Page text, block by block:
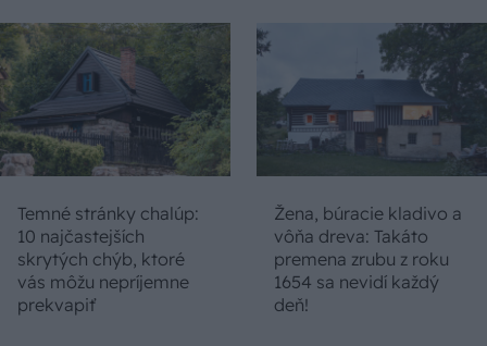
Temné stránky chalúp:
10 najčastejších
skrytých chýb, ktoré
vás môžu nepríjemne
prekvapiť
Žena, búracie kladivo a
vôňa dreva: Takáto
premena zrubu z roku
1654 sa nevidí každý
deň!